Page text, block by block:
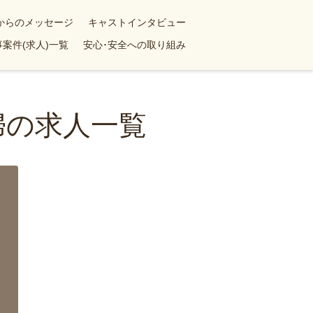
らのメッセージ
キャストインタビュー
案件(求人)一覧 安心･安全への取り組み
求人一覧